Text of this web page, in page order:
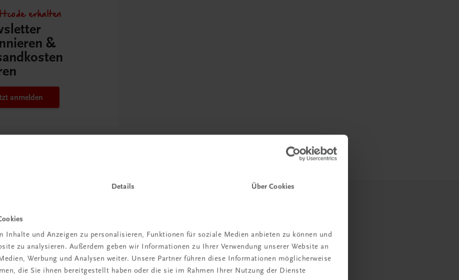
Details Über Cookies
Inhalte und Anzeigen zu personalisieren, Funktionen für soziale Medien anbieten zu können und
zu analysieren. Außerdem geben wir Informationen zu Ihrer Verwendung unserer Website an
Werbung und Analysen weiter. Unsere Partner führen diese Informationen möglicherweise
die Sie ihnen bereitgestellt haben oder die sie im Rahmen Ihrer Nutzung der Dienste
erhalten
&
anmelden